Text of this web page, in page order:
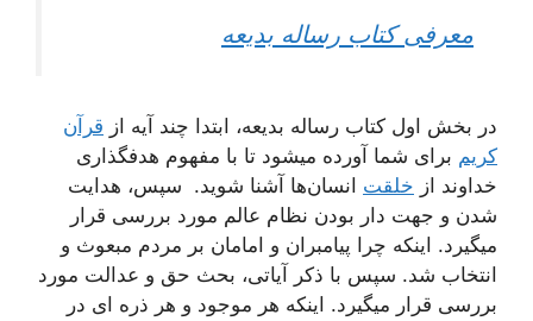
معرفی کتاب رساله بدیعه
در بخش اول کتاب رساله بدیعه، ابتدا چند آیه ازقرآن
کریمبرای شما آورده میشود تا با مفهوم هدفگذاری
خداوند ازخلقتانسان‌ها آشنا شوید. سپس، هدایت
شدن و جهت دار بودن نظام عالم مورد بررسی قرار
میگیرد. اینکه چرا پیامبران و امامان بر مردم مبعوث و
انتخاب شد. سپس با ذکر آیاتی، بحث حق و عدالت مورد
بررسی قرار میگیرد. اینکه هر موجود و هر ذره ای در